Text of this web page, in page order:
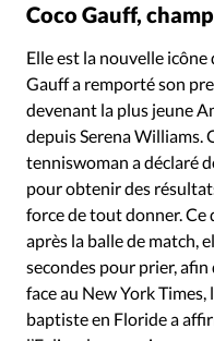
Coco Gauff,
Elle est la nouvelle
Gauff a remporté son
devenant la plus jeune
depuis Serena Williams.
tenniswoman a déclaré
pour obtenir des
force de tout donner. Ce
après la balle de match,
secondes pour prier,
face au New York Times,
baptiste en Floride a